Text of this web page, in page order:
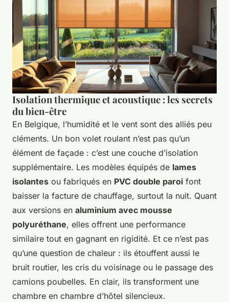
Isolation thermique et acoustique : les secrets
du bien-être
En Belgique, l’humidité et le vent sont des alliés peu
cléments. Un bon volet roulant n’est pas qu’un
élément de façade : c’est une couche d’isolation
supplémentaire. Les modèles équipés de lames
isolantes ou fabriqués en PVC double paroi font
baisser la facture de chauffage, surtout la nuit. Quant
aux versions en aluminium avec mousse
polyuréthane, elles offrent une performance
similaire tout en gagnant en rigidité. Et ce n’est pas
qu’une question de chaleur : ils étouffent aussi le
bruit routier, les cris du voisinage ou le passage des
camions poubelles. En clair, ils transforment une
chambre en chambre d’hôtel silencieux.